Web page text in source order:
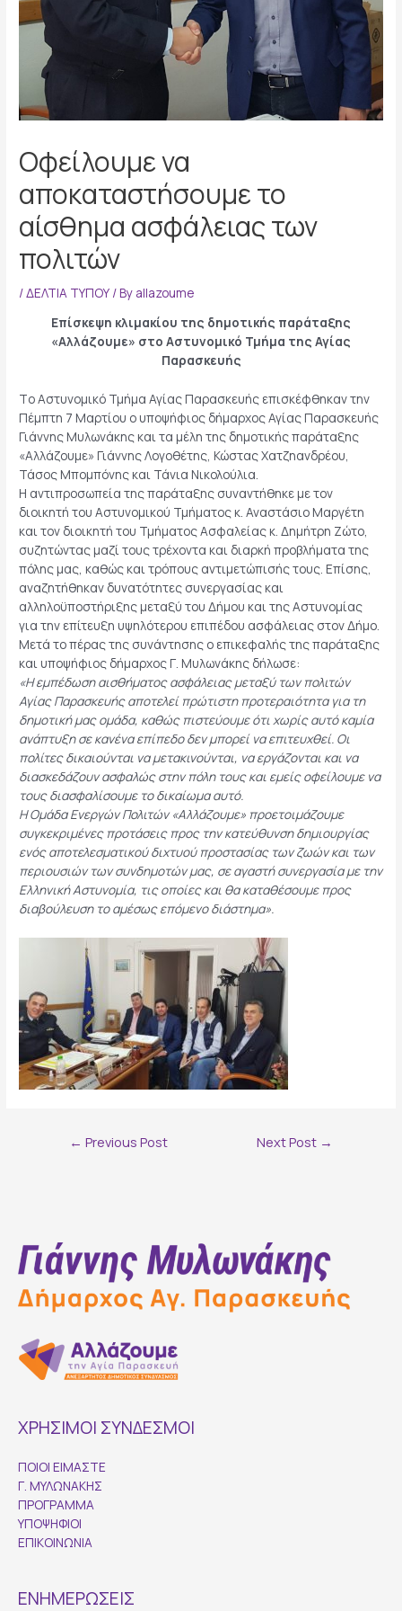
Οφείλουμε να
αποκαταστήσουμε το
αίσθημα ασφάλειας των
πολιτών
/ΔΕΛΤΙΑ ΤΥΠΟΥ / By allazoume
Επίσκεψη κλιμακίου της δημοτικής παράταξης
«Αλλάζουμε» στο Αστυνομικό Τμήμα της Αγίας
Παρασκευής
Tο Αστυνομικό Τμήμα Αγίας Παρασκευής επισκέφθηκαν την
Πέμπτη 7 Μαρτίου ο υποψήφιος δήμαρχος Αγίας Παρασκευής
Γιάννης Μυλωνάκης και τα μέλη της δημοτικής παράταξης
«Αλλάζουμε» Γιάννης Λογοθέτης, Κώστας Χατζηανδρέου,
Τάσος Μπομπόνης και Τάνια Νικολούλια.
Η αντιπροσωπεία της παράταξης συναντήθηκε με τον
διοικητή του Αστυνομικού Τμήματος κ. Αναστάσιο Μαργέτη
και τον διοικητή του Τμήματος Ασφαλείας κ. Δημήτρη Ζώτο,
συζητώντας μαζί τους τρέχοντα και διαρκή προβλήματα της
πόλης μας, καθώς και τρόπους αντιμετώπισής τους. Επίσης,
αναζητήθηκαν δυνατότητες συνεργασίας και
αλληλοϋποστήριξης μεταξύ του Δήμου και της Αστυνομίας
για την επίτευξη υψηλότερου επιπέδου ασφάλειας στον Δήμο.
Μετά το πέρας της συνάντησης ο επικεφαλής της παράταξης
και υποψήφιος δήμαρχος Γ. Μυλωνάκης δήλωσε:
«Η εμπέδωση αισθήματος ασφάλειας μεταξύ των πολιτών
Αγίας Παρασκευής αποτελεί πρώτιστη προτεραιότητα για τη
δημοτική μας ομάδα, καθώς πιστεύουμε ότι χωρίς αυτό καμία
ανάπτυξη σε κανένα επίπεδο δεν μπορεί να επιτευχθεί. Οι
πολίτες δικαιούνται να μετακινούνται, να εργάζονται και να
διασκεδάζουν ασφαλώς στην πόλη τους και εμείς οφείλουμε να
τους διασφαλίσουμε το δικαίωμα αυτό.
Η Ομάδα Ενεργών Πολιτών «Αλλάζουμε» προετοιμάζουμε
συγκεκριμένες προτάσεις προς την κατεύθυνση δημιουργίας
ενός αποτελεσματικού διχτυού προστασίας των ζωών και των
περιουσιών των συνδημοτών μας, σε αγαστή συνεργασία με την
Ελληνική Αστυνομία, τις οποίες και θα καταθέσουμε προς
διαβούλευση το αμέσως επόμενο διάστημα».
← Previous Post Next Post →
ΧΡΗΣΙΜΟΙ ΣΥΝΔΕΣΜΟΙ
ΠΟΙΟΙ ΕΙΜΑΣΤΕ
Γ. ΜΥΛΩΝΑΚΗΣ
ΠΡΟΓΡΑΜΜΑ
ΥΠΟΨΗΦΙΟΙ
ΕΠΙΚΟΙΝΩΝΙΑ
ΕΝΗΜΕΡΩΣΕΙΣ